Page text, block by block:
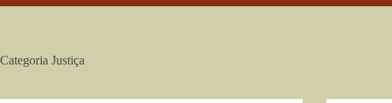
Categoria Justiça